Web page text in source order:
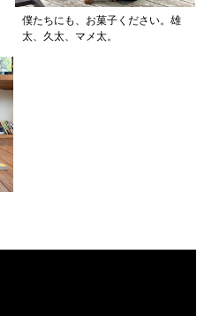
僕たちにも、お菓子ください。雄
太、久太、マメ太。